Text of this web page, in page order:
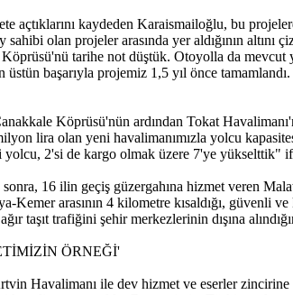
açtıklarını kaydeden Karaismailoğlu, bu
sahibi olan projeler arasında yer aldığının
tarihe not düştük. Otoyolla da mevcut
üstün başarıyla projemiz 1,5 yıl önce
Köprüsü'nün ardından Tokat
lira olan yeni havalimanımızla yolcu
yolcu, 2'si de kargo olmak üzere 7'ye yükselttik"
16 ilin geçiş güzergahına hizmet veren
Kemer arasının 4 kilometre kısaldığı, güvenli
taşıt trafiğini şehir merkezlerinin dışına
ÖRNEĞİ'
Havalimanı ile dev hizmet ve eserler